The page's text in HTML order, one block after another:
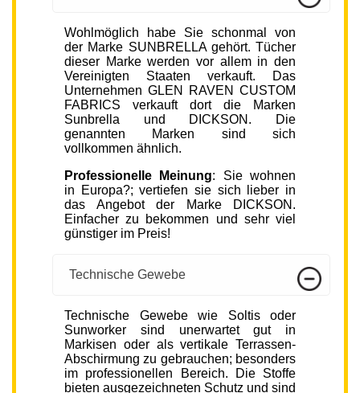
Wohlmöglich habe Sie schonmal von
der Marke SUNBRELLA gehört. Tücher
dieser Marke werden vor allem in den
Vereinigten Staaten verkauft. Das
Unternehmen GLEN RAVEN CUSTOM
FABRICS verkauft dort die Marken
Sunbrella und DICKSON. Die
genannten Marken sind sich
vollkommen ähnlich.
Professionelle Meinung: Sie wohnen
in Europa?; vertiefen sie sich lieber in
das Angebot der Marke DICKSON.
Einfacher zu bekommen und sehr viel
günstiger im Preis!
Technische Gewebe
Technische Gewebe wie Soltis oder
Sunworker sind unerwartet gut in
Markisen oder als vertikale Terrassen-
Abschirmung zu gebrauchen; besonders
im professionellen Bereich. Die Stoffe
bieten ausgezeichneten Schutz und sind